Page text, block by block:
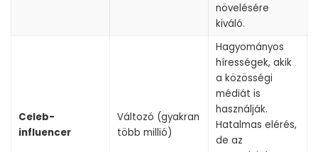
növelésére
kiváló.
Celeb-
influencer
Változó (gyakran
több millió)
Hagyományos
hírességek, akik
a közösségi
médiát is
használják.
Hatalmas elérés,
de az